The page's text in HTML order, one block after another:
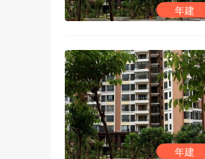
年建
年建